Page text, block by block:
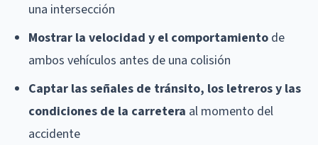
una intersección
Mostrar la velocidad y el comportamiento de
ambos vehículos antes de una colisión
Captar las señales de tránsito, los letreros y las
condiciones de la carretera al momento del
accidente